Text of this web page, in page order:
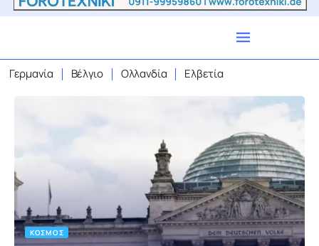
Γερμανία Βέλγιο Ολλανδία Ελβετία
ΚΌΣΜΟΣ